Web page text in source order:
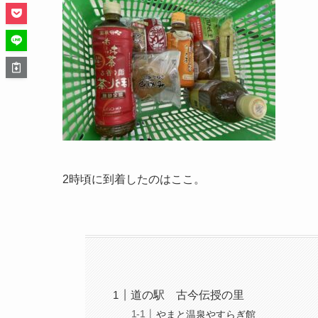
2時頃に到着したのはここ。
道の駅 古今伝授の里
やまと温泉やすらぎ館